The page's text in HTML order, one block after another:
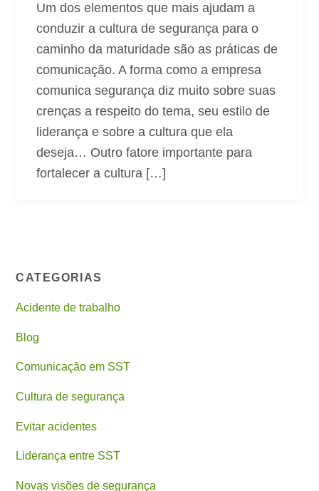
Um dos elementos que mais ajudam a
conduzir a cultura de segurança para o
caminho da maturidade são as práticas de
comunicação. A forma como a empresa
comunica segurança diz muito sobre suas
crenças a respeito do tema, seu estilo de
liderança e sobre a cultura que ela
deseja… Outro fatore importante para
fortalecer a cultura […]
CATEGORIAS
Acidente de trabalho
Blog
Comunicação em SST
Cultura de segurança
Evitar acidentes
Liderança entre SST
Novas visões de segurança